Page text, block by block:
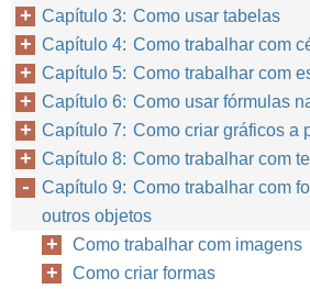
Capítulo 3: Como usar tabelas
Capítulo 4: Como trabalhar com
Capítulo 5: Como trabalhar com
Capítulo 6: Como usar fórmulas
Capítulo 7: Como criar gráficos a
Capítulo 8: Como trabalhar com
Capítulo 9: Como trabalhar com
outros objetos
Como trabalhar com imagens
Como criar formas